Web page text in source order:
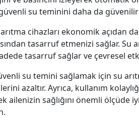
su teminini daha da güvenilir
arıtma cihazları ekonomik açıdan
tasarruf etmenizi sağlar.
tasarruf sağlar ve çevresel
su temini sağlamak için su
azaltır. Ayrıca, kullanım
ailenizin sağlığını önemli